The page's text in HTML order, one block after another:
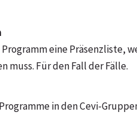
eine Präsenzliste,
Für den Fall der Fälle.
in den Cevi-